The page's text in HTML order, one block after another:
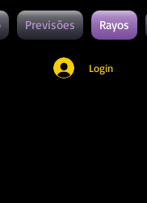
Previsões Rayos
Login